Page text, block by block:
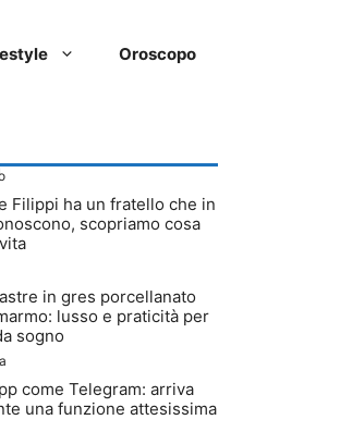
Oroscopo
Filippi ha un fratello che in
scopriamo cosa
in gres porcellanato
lusso e praticità per
sogno
come Telegram: arriva
una funzione attesissima